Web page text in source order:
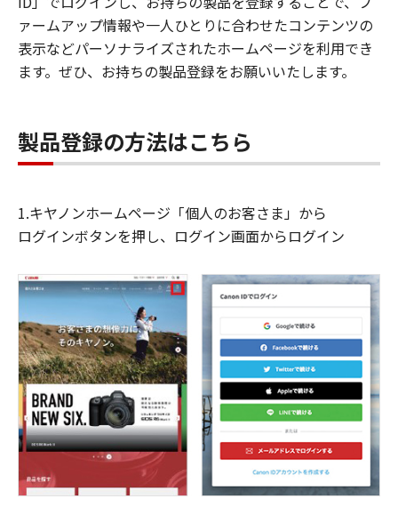
ァームアップ情報や一人ひとりに合わせたコンテンツの
表示などパーソナライズされたホームページを利用でき
ます。ぜひ、お持ちの製品登録をお願いいたします。
製品登録の方法はこちら
1.キヤノンホームページ「個人のお客さま」から
ログインボタンを押し、ログイン画面からログイン